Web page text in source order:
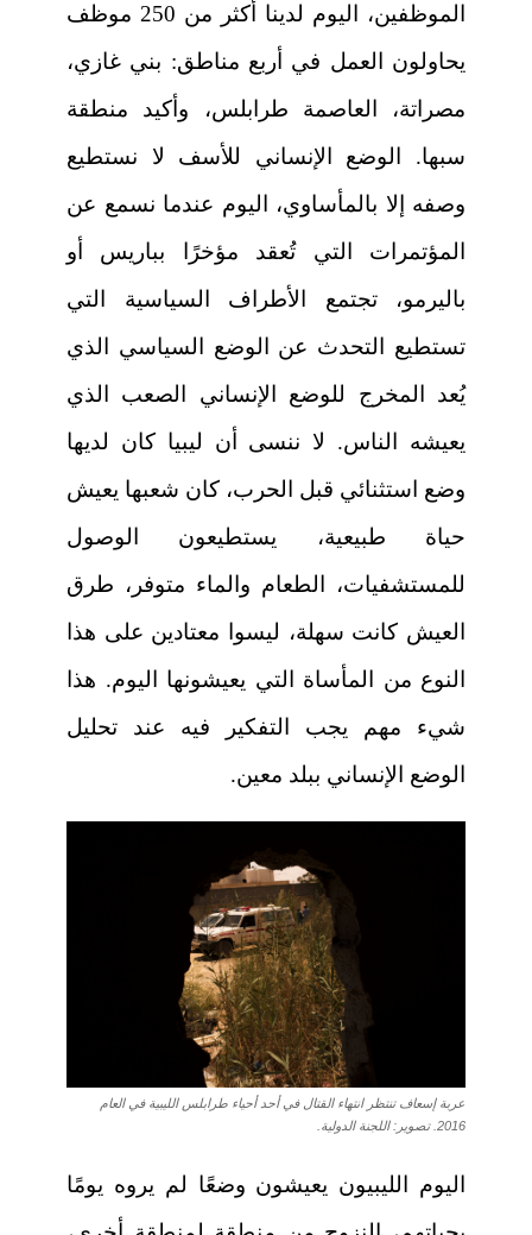
الموظفين، اليوم لدينا أكثر من 250 موظف
يحاولون العمل في أربع مناطق: بني غازي،
مصراتة، العاصمة طرابلس، وأكيد منطقة
سبها. الوضع الإنساني للأسف لا نستطيع
وصفه إلا بالمأساوي، اليوم عندما نسمع عن
المؤتمرات التي تُعقد مؤخرًا بباريس أو
باليرمو، تجتمع الأطراف السياسية التي
تستطيع التحدث عن الوضع السياسي الذي
يُعد المخرج للوضع الإنساني الصعب الذي
يعيشه الناس. لا ننسى أن ليبيا كان لديها
وضع استثنائي قبل الحرب، كان شعبها يعيش
حياة طبيعية، يستطيعون الوصول
للمستشفيات، الطعام والماء متوفر، طرق
العيش كانت سهلة، ليسوا معتادين على هذا
النوع من المأساة التي يعيشونها اليوم. هذا
شيء مهم يجب التفكير فيه عند تحليل
الوضع الإنساني ببلد معين.
عربة إسعاف تنتظر انتهاء القتال في أحد أحياء طرابلس الليبية في العام
2016. تصوير: اللجنة الدولية.
اليوم الليبيون يعيشون وضعًا لم يروه يومًا